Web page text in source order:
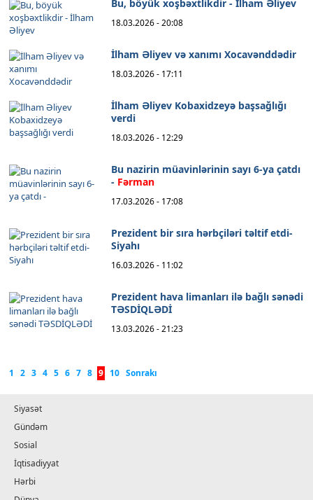
Bu, böyük xoşbəxtlikdir - İlham Əliyev
18.03.2026 - 20:08
İlham Əliyev və xanımı Xocavənddədir
18.03.2026 - 17:11
İlham Əliyev Kobaxidzeyə başsağlığı
verdi
18.03.2026 - 12:29
Bu nazirin müavinlərinin sayı 6-ya çatdı
- Fərman
17.03.2026 - 17:08
Prezident bir sıra hərbçiləri təltif etdi-
Siyahı
16.03.2026 - 11:02
Prezident hava limanları ilə bağlı sənədi
TƏSDİQLƏDİ
13.03.2026 - 21:23
1 2 3 4 5 6 7 8 9 10 Sonrakı
Siyasət
Gündəm
Sosial
İqtisadiyyat
Hərbi